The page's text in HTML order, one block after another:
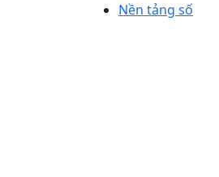
Nền tảng số